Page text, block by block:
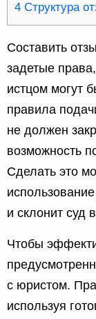
4 Структура
Составить
задетые
истцом могут
правила
не должен
возможность
Сделать это
и склонит суд
Чтобы
с юристом.
используя